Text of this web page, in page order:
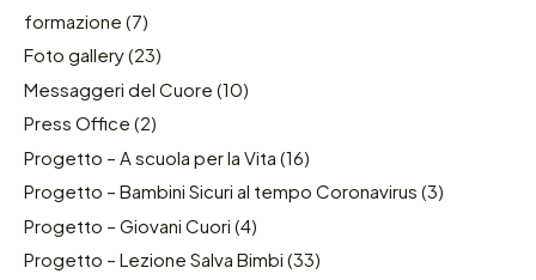
formazione (7)
Foto gallery(23)
Messaggeri del Cuore (10)
Press Office (2)
Progetto – A scuola per la Vita (16)
Progetto – Bambini Sicuri al tempo Coronavirus (3)
Progetto – Giovani Cuori (4)
Progetto – Lezione Salva Bimbi (33)